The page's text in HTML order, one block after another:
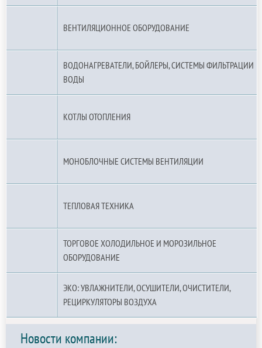
ВЕНТИЛЯЦИОННОЕ ОБОРУДОВАНИЕ
ВОДОНАГРЕВАТЕЛИ, БОЙЛЕРЫ, СИСТЕМЫ ФИЛЬТРАЦИИ
ВОДЫ
КОТЛЫ ОТОПЛЕНИЯ
МОНОБЛОЧНЫЕ СИСТЕМЫ ВЕНТИЛЯЦИИ
ТЕПЛОВАЯ ТЕХНИКА
ТОРГОВОЕ ХОЛОДИЛЬНОЕ И МОРОЗИЛЬНОЕ
ОБОРУДОВАНИЕ
ЭКО: УВЛАЖНИТЕЛИ, ОСУШИТЕЛИ, ОЧИСТИТЕЛИ,
РЕЦИРКУЛЯТОРЫ ВОЗДУХА
Новости компании: